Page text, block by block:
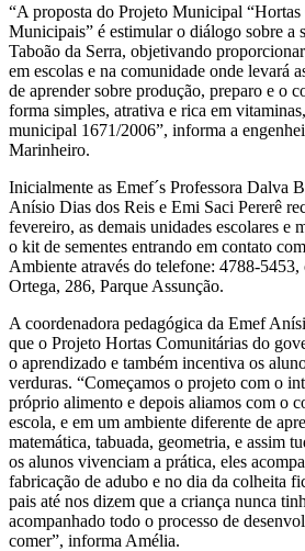
“A proposta do Projeto Municipal “Hortas
Municipais” é estimular o diálogo sobre a
Taboão da Serra, objetivando
em escolas e na comunidade onde levará
de aprender sobre produção, preparo e o
forma simples, atrativa e rica em
municipal 1671/2006”, informa a
Marinheiro.
Inicialmente as Emef´s Professora Dalva
Anísio Dias dos Reis e Emi Saci Pererê
fevereiro, as demais unidades escolares e
o kit de sementes entrando em contato
Ambiente através do telefone: 4788-
Ortega, 286, Parque Assunção.
A coordenadora pedagógica da Emef
que o Projeto Hortas Comunitárias do
o aprendizado e também incentiva os
verduras. “Começamos o projeto com o
próprio alimento e depois aliamos com o
escola, e em um ambiente diferente de
matemática, tabuada, geometria, e assim
os alunos vivenciam a prática, eles
fabricação de adubo e no dia da colheita
pais até nos dizem que a criança nunca
acompanhado todo o processo de
comer”, informa Amélia.